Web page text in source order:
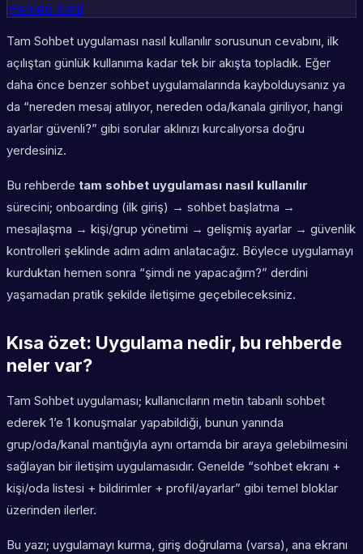
Hemen Katıl
Tam Sohbet uygulaması nasıl kullanılır sorusunun cevabını, ilk
açılıştan günlük kullanıma kadar tek bir akışta topladık. Eğer
daha önce benzer sohbet uygulamalarında kaybolduysanız ya
da “nereden mesaj atılıyor, nereden oda/kanala giriliyor, hangi
ayarlar güvenli?” gibi sorular aklınızı kurcalıyorsa doğru
yerdesiniz.
Bu rehberde tam sohbet uygulaması nasıl kullanılır
sürecini; onboarding (ilk giriş) → sohbet başlatma →
mesajlaşma → kişi/grup yönetimi → gelişmiş ayarlar → güvenlik
kontrolleri şeklinde adım adım anlatacağız. Böylece uygulamayı
kurduktan hemen sonra “şimdi ne yapacağım?” derdini
yaşamadan pratik şekilde iletişime geçebileceksiniz.
Kısa özet: Uygulama nedir, bu rehberde
neler var?
Tam Sohbet uygulaması; kullanıcıların metin tabanlı sohbet
ederek 1’e 1 konuşmalar yapabildiği, bunun yanında
grup/oda/kanal mantığıyla aynı ortamda bir araya gelebilmesini
sağlayan bir iletişim uygulamasıdır. Genelde “sohbet ekranı +
kişi/oda listesi + bildirimler + profil/ayarlar” gibi temel bloklar
üzerinden ilerler.
Bu yazı; uygulamayı kurma, giriş doğrulama (varsa), ana ekranı